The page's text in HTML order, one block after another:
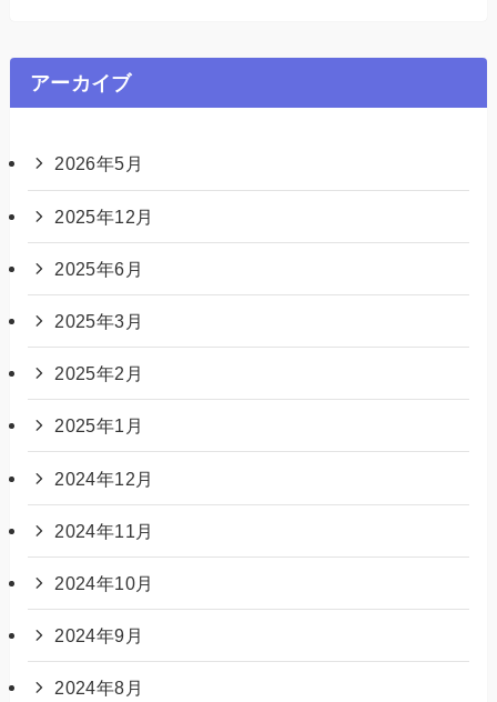
アーカイブ
2026年5月
2025年12月
2025年6月
2025年3月
2025年2月
2025年1月
2024年12月
2024年11月
2024年10月
2024年9月
2024年8月